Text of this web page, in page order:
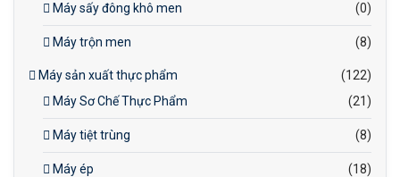
Máy sấy đông khô men (0)
Máy trộn men (8)
Máy sản xuất thực phẩm
(122)
Máy Sơ Chế Thực Phẩm
(21)
Máy tiệt trùng (8)
Máy ép (18)